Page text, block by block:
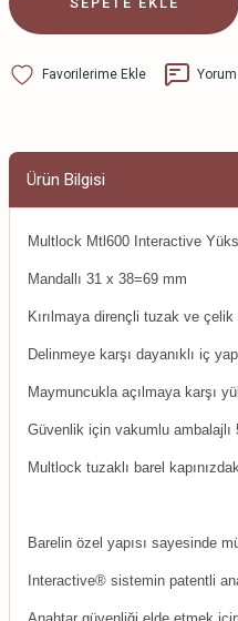
Ürün Bilgisi
Multlock Mtl600 Interactive
Mandallı 31 x 38=69 mm
Kırılmaya dirençli tuzak ve
Delinmeye karşı dayanıklı iç
Maymuncukla açılmaya karşı
Güvenlik için vakumlu ambalajlı
Multlock tuzaklı barel
Barelin özel yapısı sayesinde
Interactive® sistemin patentli